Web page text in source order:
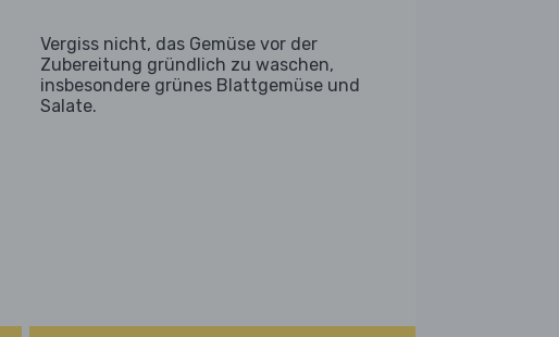
Vergiss nicht, das Gemüse vor der
Zubereitung gründlich zu waschen,
insbesondere grünes Blattgemüse und
Salate.